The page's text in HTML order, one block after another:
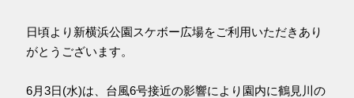
日頃より新横浜公園スケボー広場をご利用いただきあり
がとうございます。
6月3日(水)は、台風6号接近の影響により園内に鶴見川の